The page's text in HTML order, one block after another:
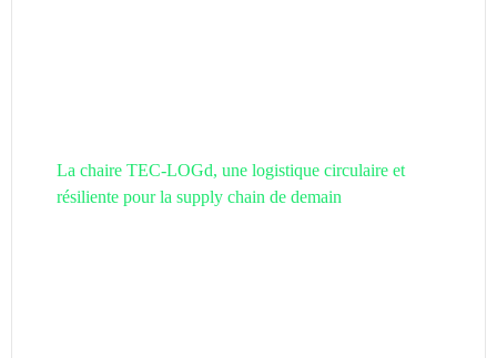
La chaire TEC-LOGd, une logistique circulaire et
résiliente pour la supply chain de demain